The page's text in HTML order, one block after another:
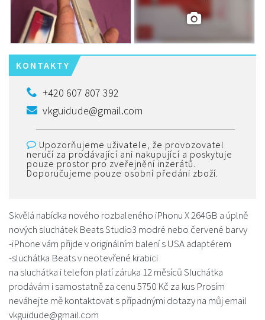
KONTAKTY
+420 607 807 392
vkguidude@gmail.com
Upozorňujeme uživatele, že provozovatel
neručí za prodávající ani nakupující a poskytuje
pouze prostor pro zveřejnění inzerátů.
Doporučujeme pouze osobní předáni zboží.
Skvělá nabídka nového rozbaleného iPhonu X 264GB a úplně
nových sluchátek Beats Studio3 modré nebo červené barvy
-iPhone vám přijde v originálním balení s USA adaptérem
-sluchátka Beats v neotevřené krabici
na sluchátka i telefon platí záruka 12 měsíců Sluchátka
prodávám i samostatně za cenu 5750 Kč za kus Prosím
neváhejte mě kontaktovat s případnými dotazy na můj email
vkguidude@gmail.com